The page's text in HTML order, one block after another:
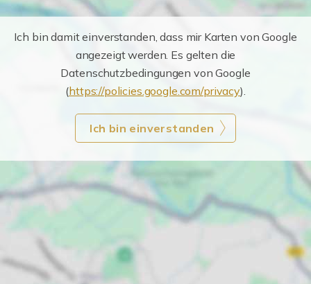
Ich bin damit einverstanden, dass mir Karten von Google
angezeigt werden. Es gelten die
Datenschutzbedingungen von Google
(https://policies.google.com/privacy).
Ich bin einverstanden